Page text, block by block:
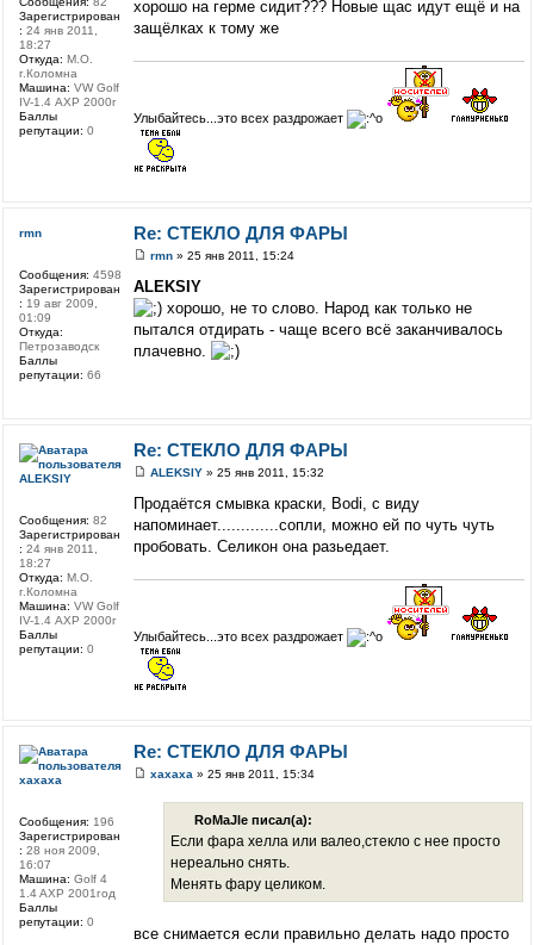
хорошо на герме сидит??? Новые щас идут ещё и на
защёлках к тому же
Улыбайтесь...это всех раздрожает
Зарегистрирован
: 24 янв 2011,
18:27
Откуда: М.О.
г.Коломна
Машина: VW Golf
IV-1.4 АХР 2000г
Баллы
репутации: 0
Re: СТЕКЛО ДЛЯ ФАРЫ
rmn» 25 янв 2011, 15:24
ALEKSIY
хорошо, не то слово. Народ как только не
пытался отдирать - чаще всего всё заканчивалось
плачевно.
rmn
Сообщения: 4598
Зарегистрирован
: 19 авг 2009,
01:09
Откуда:
Петрозаводск
Баллы
репутации: 66
Re: СТЕКЛО ДЛЯ ФАРЫ
ALEKSIY» 25 янв 2011, 15:32
Продаётся смывка краски, Bodi, с виду
напоминает.............сопли, можно ей по чуть чуть
пробовать. Селикон она разьедает.
Улыбайтесь...это всех раздрожает
ALEKSIY
Сообщения: 82
Зарегистрирован
: 24 янв 2011,
18:27
Откуда: М.О.
г.Коломна
Машина: VW Golf
IV-1.4 АХР 2000г
Баллы
репутации: 0
Re: СТЕКЛО ДЛЯ ФАРЫ
xaxaxa » 25 янв 2011, 15:34
RoMaJle писал(а):
Если фара хелла или валео,стекло с нее просто
нереально снять.
Менять фару целиком.
все снимается если правильно делать надо просто
xaxaxa
Сообщения: 196
Зарегистрирован
: 28 ноя 2009,
16:07
Машина: Golf 4
1.4 AXP 2001год
Баллы
репутации: 0